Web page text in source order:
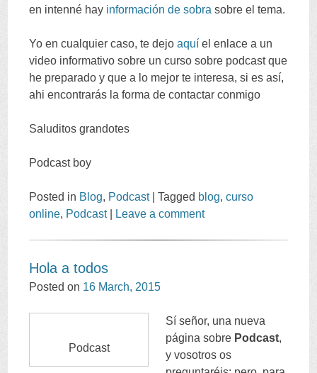
en intenné hay información de sobra sobre el tema.
Yo en cualquier caso,te dejo aquí el enlace a un
video informativo sobre un curso sobre podcast que
he preparado y que a lo mejor te interesa,si es así,
ahi encontrarás la forma de contactar conmigo
Saluditos grandotes
Podcast boy
Posted in Blog, Podcast |Tagged blog,curso
online, Podcast Leave a comment
Hola a todos
Posted on 16 March, 2015
Podcast
Sí señor, una nueva
página sobre Podcast,
y vosotros os